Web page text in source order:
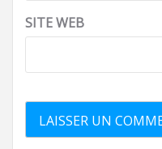
SITE WEB